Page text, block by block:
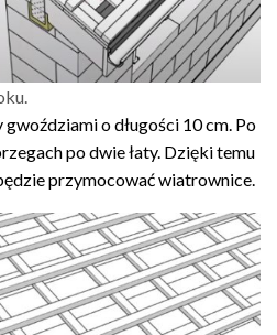
o długości 10 cm. Po
po dwie łaty. Dzięki temu
przymocować wiatrownice.